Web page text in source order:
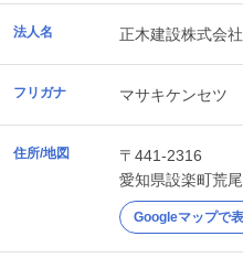
法人名 正木建設株式会社
フリガナ マサキケンセツ
住所/地図
〒441-2316
愛知県設楽町荒
Googleマップで